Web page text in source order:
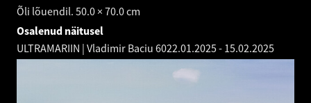
Õli lõuendil. 50.0 × 70.0 cm
Osalenud näitusel
ULTRAMARIIN | Vladimir Baciu 6022.01.2025- 15.02.2025